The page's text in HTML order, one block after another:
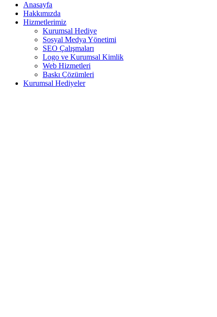
Anasayfa
Hakkımızda
Hizmetlerimiz
Kurumsal Hediye
Sosyal Medya Yönetimi
SEO Çalışmaları
Logo ve Kurumsal Kimlik
Web Hizmetleri
Baskı Çözümleri
Kurumsal Hediyeler